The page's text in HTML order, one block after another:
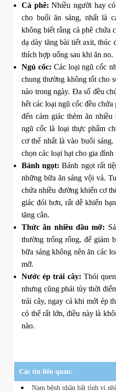
Cà phê: Nhiều người hay
cho buổi ăn sáng, nhất là
không biết rằng cà phê chứa
dạ dày tăng bài tiết axit, thúc
thích hợp uống sau khi ăn no.
Ngủ cốc: Các loại ngũ cốc
chung thường không tốt cho
nào trong ngày. Đa số đều
hết các loại ngũ cốc đều
đến cảm giác thèm ăn
ngũ cốc là loại thực phẩm
cơ thể nhất là vào buổi
chọn các loại hạt cho gia đình
Bánh ngọt: Bánh ngọt rất
những bữa ăn sáng vội vả.
chứa nhiều đường khiến cơ
giác đói hơn, rất dễ khiến
tăng cân.
Thức ăn nhiều dầu mỡ:
thường trống rổng, để giảm
bữa sáng không nên ăn các
mỡ.
Nước ép trái cây: Thói
nhưng cũng phải tùy thời
trái cây, ngay cả khi mới ép
có thể rất lớn, điều này là
nào.
Các tin liên quan:
Nam bệnh nhân bất tỉnh vì